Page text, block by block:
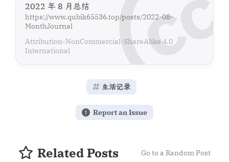
2022 年 8 月总结
https://www.qubik65536.top/posts/2022-08-
MonthJournal
Attribution-NonCommercial-ShareAlike 4.0
International
生活记录
Report an Issue
Related Posts Go to a Random Post